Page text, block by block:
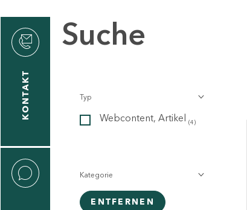
KONTAKT
Suche
Typ
Webcontent, Artikel (4)
Kategorie
ENTFERNEN